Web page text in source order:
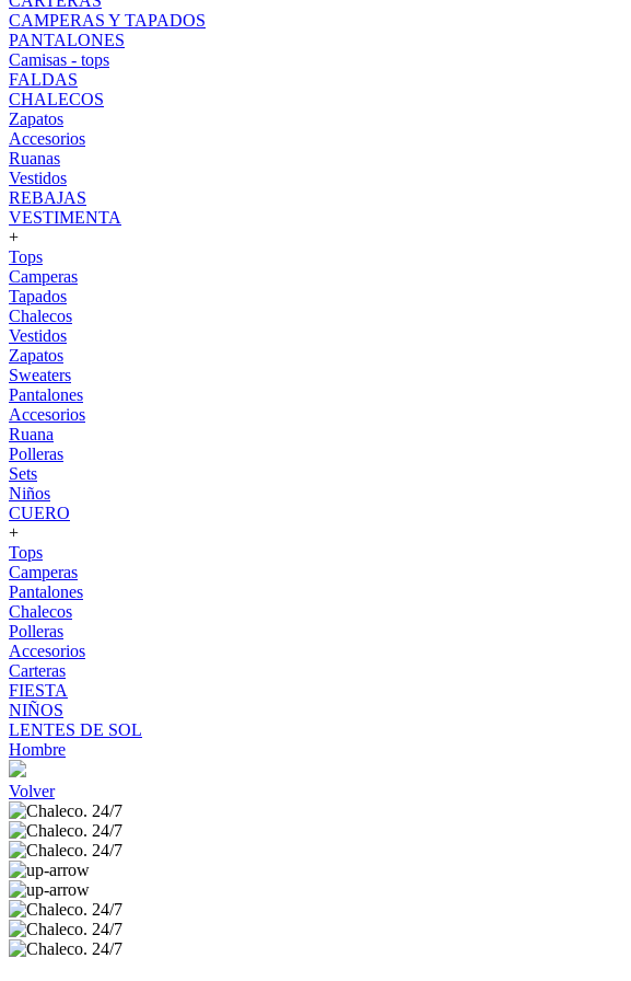
CAMPERAS Y TAPADOS
PANTALONES
Camisas - tops
FALDAS
CHALECOS
Zapatos
Accesorios
Ruanas
Vestidos
REBAJAS
VESTIMENTA
+
Tops
Camperas
Tapados
Chalecos
Vestidos
Zapatos
Sweaters
Pantalones
Accesorios
Ruana
Polleras
Sets
Niños
CUERO
+
Tops
Camperas
Pantalones
Chalecos
Polleras
Accesorios
Carteras
FIESTA
NIÑOS
LENTES DE SOL
Hombre
Volver